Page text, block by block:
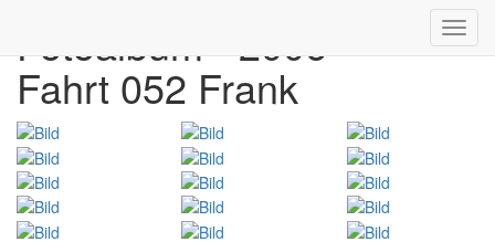
Fotoalbum - 2006
Fahrt 052 Frank